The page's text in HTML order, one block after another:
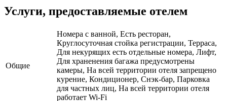
Услуги, предоставляемые отелем
Общие
Номера с ванной, Есть ресторан,
Круглосуточная стойка регистрации, Терраса,
Для некурящих есть отдельные номера, Лифт,
Для храненения багажа предусмотрены
камеры, На всей территории отеля запрещено
курение, Кондиционер, Снэк-бар, Парковка
для частных лиц, На всей территории отеля
работает Wi-Fi